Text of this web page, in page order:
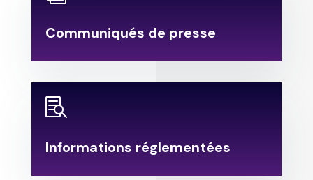
Communiqués de presse

Informations réglementées